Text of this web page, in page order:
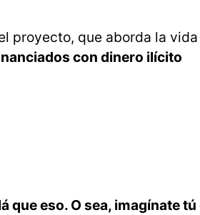
proyecto, que aborda la
con dinero ilícito
que eso. O sea, imagínate